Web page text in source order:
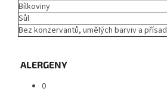
Bílkoviny
Sůl
Bez konzervantů, umělých barviv a přísad
ALERGENY
0